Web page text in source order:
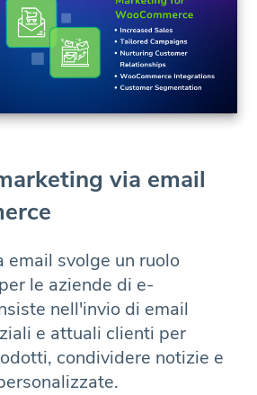
via email
email svolge un ruolo
le aziende di e-
nell'invio di email
e attuali clienti per
condividere notizie e